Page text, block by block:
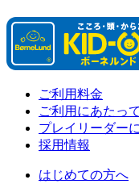
ご利用料金
ご利用にあたっ
プレイリーダー
採用情報
はじめての方へ